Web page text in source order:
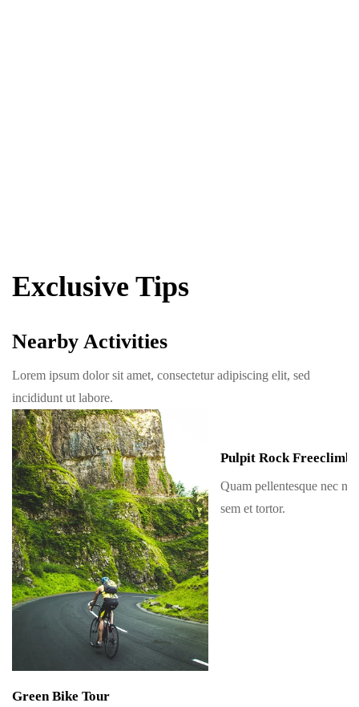
Exclusive Tips
Nearby Activities
Lorem ipsum dolor sit amet, consectetur adipiscing elit, sed
incididunt ut labore.
Green Bike Tour
Pulpit Rock
Quam pellentesque nec
sem et tortor.